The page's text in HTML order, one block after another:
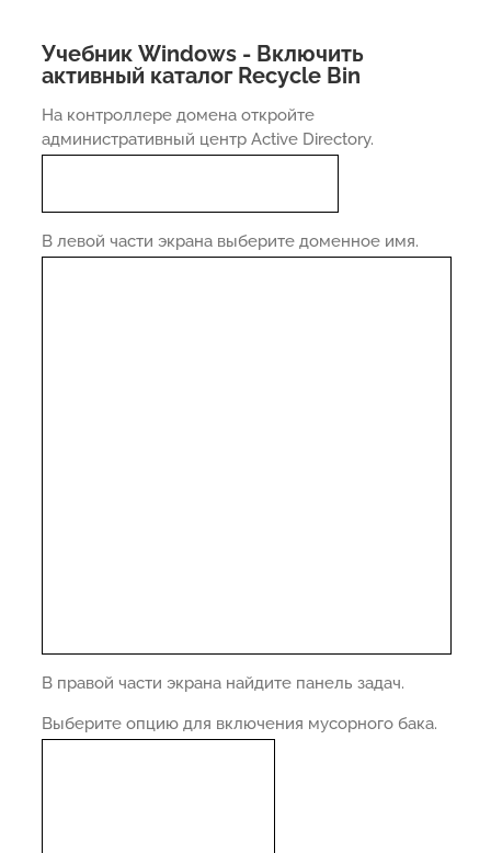
Учебник Windows - Включить
активный каталог Recycle Bin
На контроллере домена откройте
административный центр Active Directory.
В левой части экрана выберите доменное имя.
В правой части экрана найдите панель задач.
Выберите опцию для включения мусорного бака.